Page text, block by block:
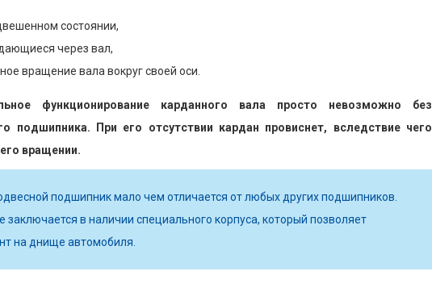
состоянии,
через вал,
вращение вала вокруг своей оси.
функционирование карданного вала просто невозможно без
подшипника. При его отсутствии кардан провиснет, вследствие чего
вращении.
подшипник мало чем отличается от любых других подшипников.
заключается в наличии специального корпуса, который позволяет
на днище автомобиля.